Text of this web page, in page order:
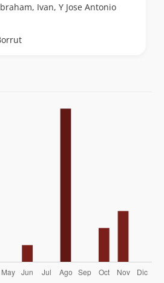
Ivan, Y Jose Antonio